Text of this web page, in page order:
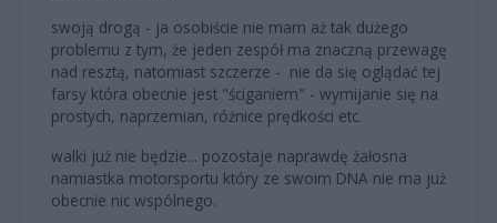
swoją drogą - ja osobiście nie mam aż tak dużego
problemu z tym, że jeden zespół ma znaczną przewagę
nad resztą, natomiast szczerze - nie da się oglądać tej
farsy która obecnie jest "ściganiem" - wymijanie się na
prostych, naprzemian, różnice prędkości etc.
walki już nie będzie... pozostaje naprawdę żałosna
namiastka motorsportu który ze swoim DNA nie ma już
obecnie nic wspólnego.